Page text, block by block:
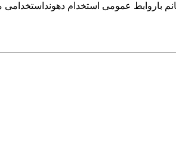
باروابط عمومی استخدام